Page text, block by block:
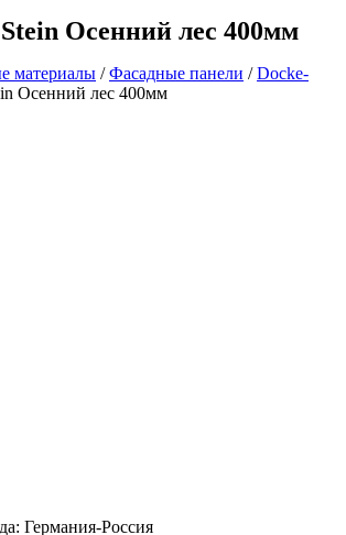
Осенний лес 400мм
материалы /Фасадные панели /Docke-
Осенний лес 400мм
: Германия-Россия